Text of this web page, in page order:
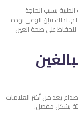
بسبب الحاجة
لذلك فإن الوعي بهذه
للحفاظ على صحة العين
يعد من أكثر العلامات
فئة بشكل مفصل.